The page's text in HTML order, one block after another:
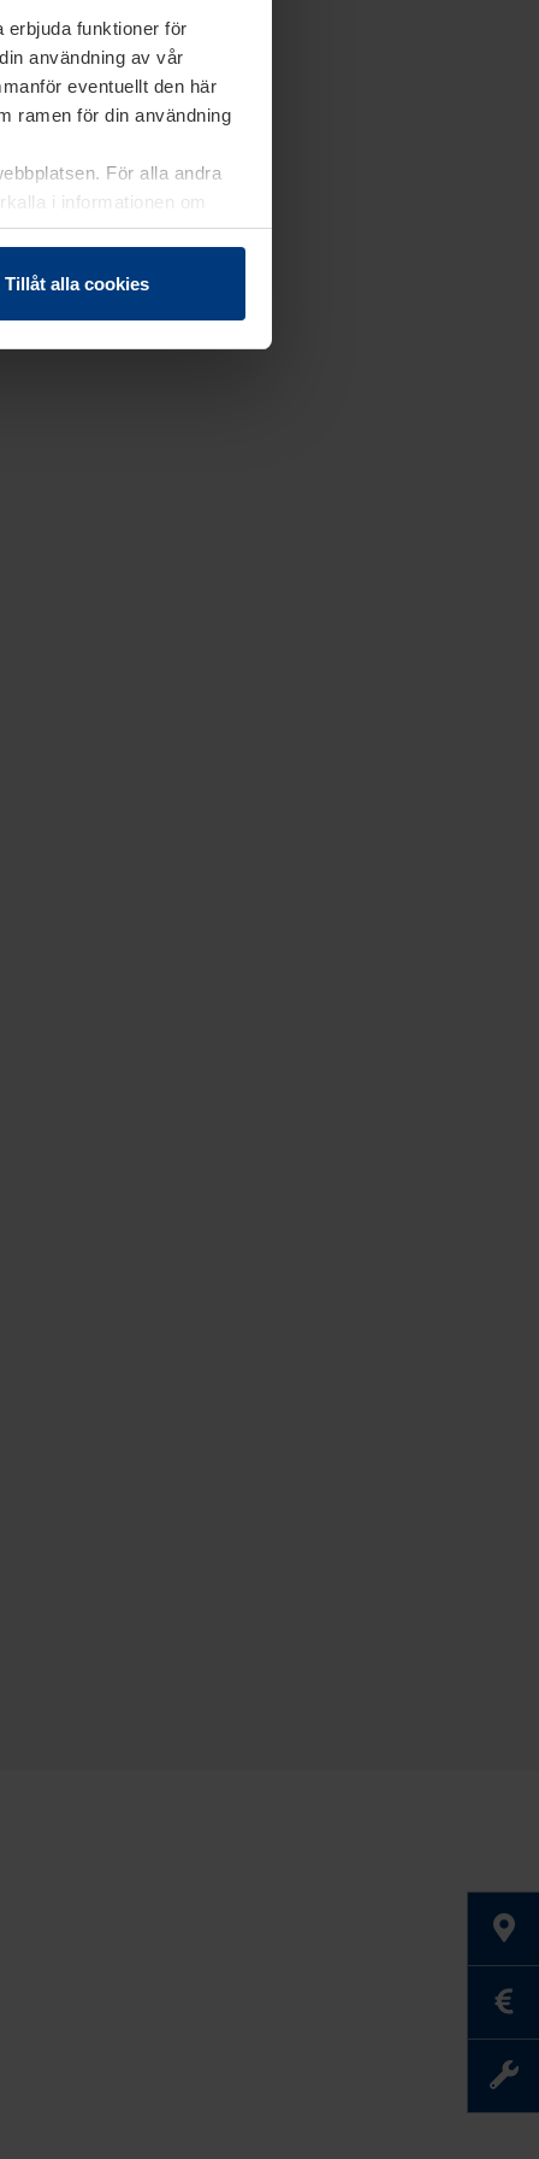
erbjuda funktioner för
användning av vår
eventuellt den här
ramen för din användning
För alla andra
i informationen om
Tillåt alla cookies